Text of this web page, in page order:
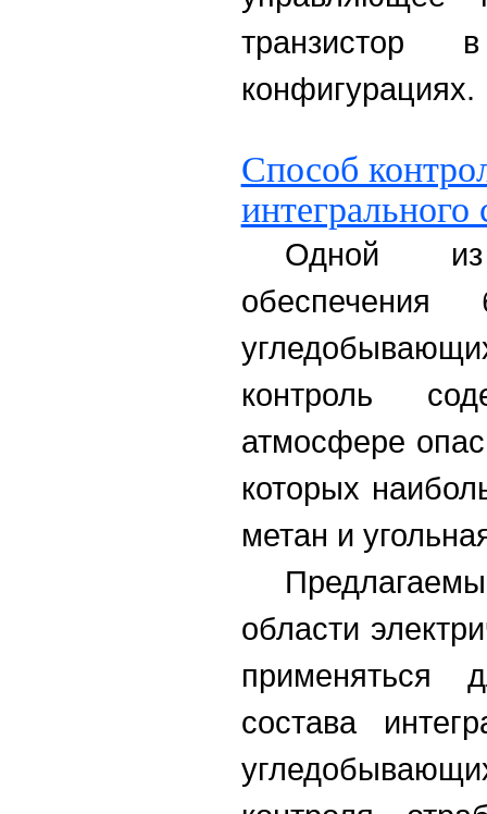
транзистор
конфигурациях.
Способ
интегрального
Одной
обеспечения
контроль
атмосфере
которых
метан и
области
применяться
состава